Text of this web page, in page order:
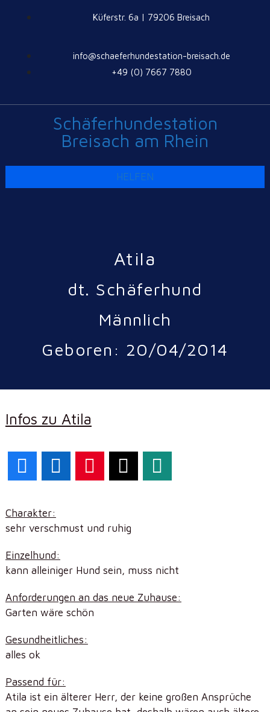
Küferstr. 6a | 79206 Breisach
info@schaeferhundestation-breisach.de
+49 (0) 7667 7880
Schäferhundestation
Breisach am Rhein
HELFEN
Atila
dt. Schäferhund
Männlich
Geboren: 20/04/2014
Infos zu Atila
Charakter:
sehr verschmust und ruhig
Einzelhund:
kann alleiniger Hund sein, muss nicht
Anforderungen an das neue Zuhause:
Garten wäre schön
Gesundheitliches:
alles ok
Passend für:
Atila ist ein älterer Herr, der keine großen Ansprüche